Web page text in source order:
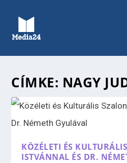
CÍMKE: NAGY
KÖZÉLETI ÉS
ISTVÁNNAL ÉS DR.